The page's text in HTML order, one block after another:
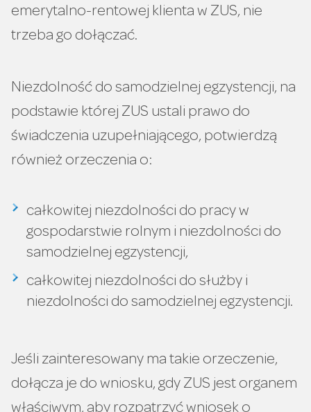
emerytalno-rentowej klienta w ZUS, nie
trzeba go dołączać.
Niezdolność do samodzielnej egzystencji, na
podstawie której ZUS ustali prawo do
świadczenia uzupełniającego, potwierdzą
również orzeczenia o:
całkowitej niezdolności do pracy w
gospodarstwie rolnym i niezdolności do
samodzielnej egzystencji,
całkowitej niezdolności do służby i
niezdolności do samodzielnej egzystencji.
Jeśli zainteresowany ma takie orzeczenie,
dołącza je do wniosku, gdy ZUS jest organem